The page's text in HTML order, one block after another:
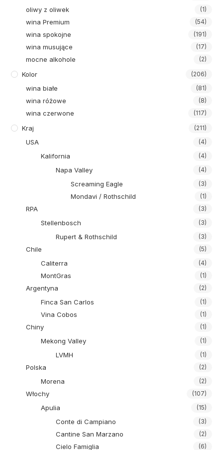
oliwy z oliwek (1)
wina Premium (54)
wina spokojne (191)
wina musujące (17)
mocne alkohole (2)
Kolor (206)
wina białe (81)
wina różowe (8)
wina czerwone (117)
Kraj (211)
USA (4)
Kalifornia (4)
Napa Valley (4)
Screaming Eagle (3)
Mondavi / Rothschild (1)
RPA (3)
Stellenbosch (3)
Rupert & Rothschild (3)
Chile (5)
Caliterra (4)
MontGras (1)
Argentyna (2)
Finca San Carlos (1)
Vina Cobos (1)
Chiny (1)
Mekong Valley (1)
LVMH (1)
Polska (2)
Morena (2)
Włochy (107)
Apulia (15)
Conte di Campiano (3)
Cantine San Marzano (2)
Cielo Famiglia (6)